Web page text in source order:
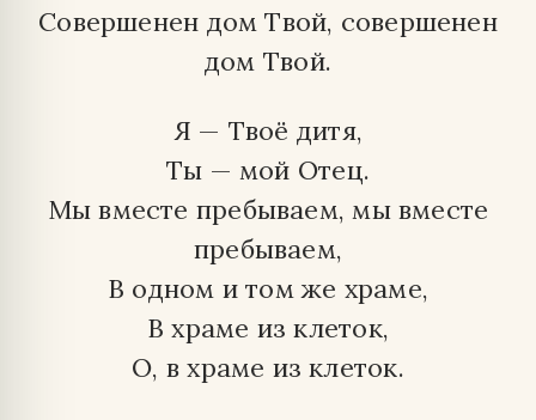
Совершенен дом Твой, совершенен
дом Твой.
Я — Твоё дитя,
Ты — мой Отец.
Мы вместе пребываем, мы вместе
пребываем,
В одном и том же храме,
В храме из клеток,
О, в храме из клеток.